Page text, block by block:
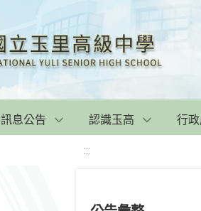
訊息公告 認識玉高 行
:::